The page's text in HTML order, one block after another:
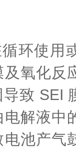
环使用
氧化反
致 SEI
解液中
池产气